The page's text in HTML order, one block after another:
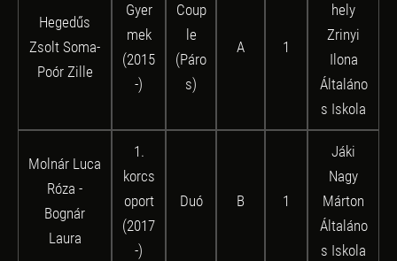
Hegedűs
Zsolt Soma-
Poór Zille
Gyer
mek
(2015
-)
Coup
le
(Páro
s)
A 1
hely
Zrinyi
Ilona
Általáno
s Iskola
Molnár Luca
Róza -
Bognár
Laura
1.
korcs
oport
(2017
-)
Duó B 1
Jáki
Nagy
Márton
Általáno
s Iskola